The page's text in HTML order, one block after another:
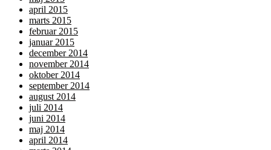
april 2015
marts 2015
februar 2015
januar 2015
december 2014
november 2014
oktober 2014
september 2014
august 2014
juli 2014
juni 2014
maj 2014
april 2014